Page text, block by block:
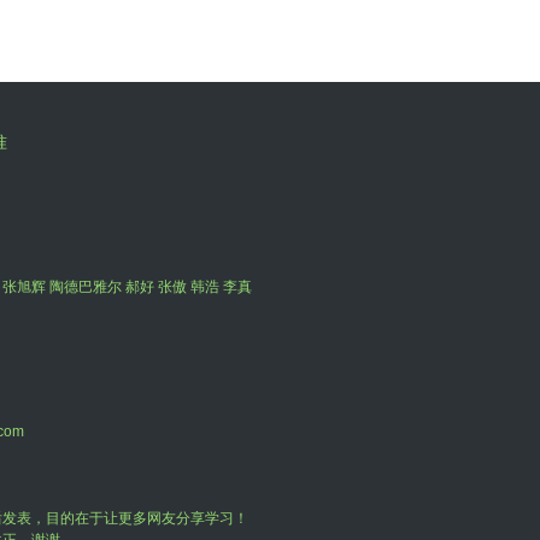
旭辉 陶德巴雅尔 郝好 张傲 韩浩 李真
表，目的在于让更多网友分享学习！